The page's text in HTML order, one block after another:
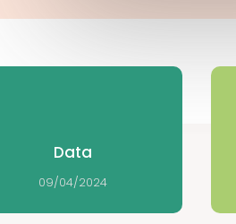
Data
09/04/2024